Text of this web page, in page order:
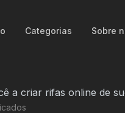
Categorias Sobre
a criar rifas online de